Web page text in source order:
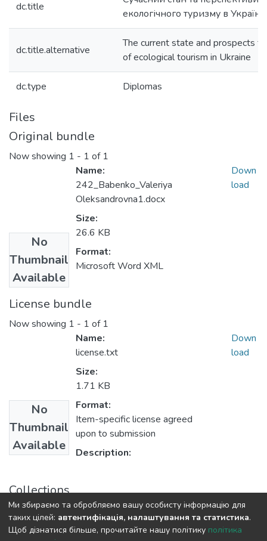
dc.title
екологічного туризму в Україні
dc.title.alternative
The current state and prospects
of ecological tourism in Ukraine
dc.type Diplomas
Files
Original bundle
Now showing 1 - 1 of 1
No
Thumbnail
Available
Name:
242_Babenko_Valeriya
Oleksandrovna1.docx
Size:
26.6 KB
Format:
Microsoft Word XML
Down
load
License bundle
Now showing 1 - 1 of 1
No
Thumbnail
Available
Name:
license.txt
Size:
1.71 KB
Format:
Item-specific license agreed
upon to submission
Description:
Down
load
Collections
Бакалаври ГГФ
Ми збираємо та обробляємо вашу особисту інформацію для
таких цілей: автентифікація, налаштування та статистика.
Щоб дізнатися більше, прочитайте нашу політику політика